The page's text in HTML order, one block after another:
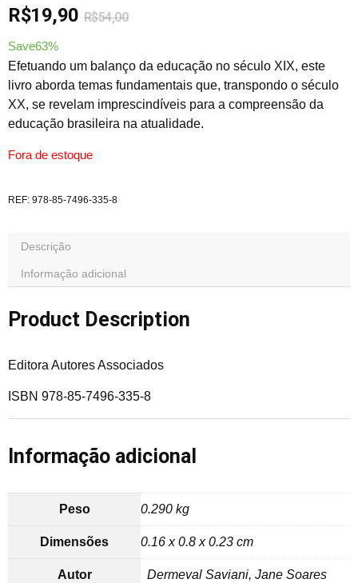
R$54,00
R$19,90
Save63%
Efetuando um balanço da educação no século XIX, este
livro aborda temas fundamentais que, transpondo o século
XX, se revelam imprescindíveis para a compreensão da
educação brasileira na atualidade.
Fora de estoque
REF: 978-85-7496-335-8
Descrição
Informação adicional
Product Description
Editora Autores Associados
ISBN 978-85-7496-335-8
Informação adicional
Peso 0.290 kg
Dimensões 0.16 x 0.8 x 0.23 cm
Autor
Dermeval Saviani, Jane Soares